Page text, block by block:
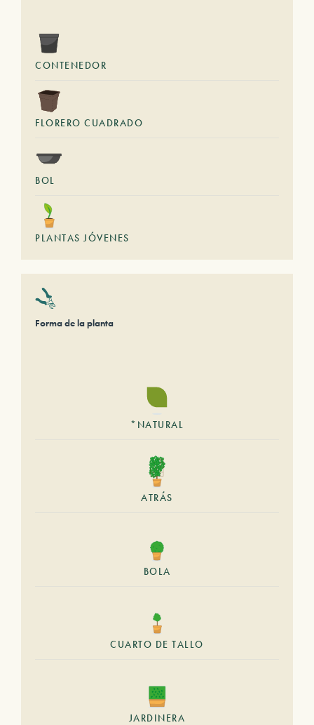
CONTENEDOR
FLORERO CUADRADO
BOL
PLANTAS JÓVENES
Forma de la planta
*NATURAL
ATRÁS
BOLA
CUARTO DE TALLO
JARDINERA